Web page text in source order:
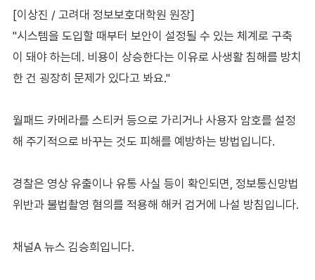
[이상진 / 고려대 정보보호대학원 원장]
"시스템을 도입할 때부터 보안이 설정될 수 있는 체계로 구축
이 돼야 하는데. 비용이 상승한다는 이유로 사생활 침해를 방치
한 건 굉장히 문제가 있다고 봐요."
월패드 카메라를 스티커 등으로 가리거나 사용자 암호를 설정
해 주기적으로 바꾸는 것도 피해를 예방하는 방법입니다.
경찰은 영상 유출이나 유통 사실 등이 확인되면, 정보통신망법
위반과 불법촬영 혐의를 적용해 해커 검거에 나설 방침입니다.
채널A 뉴스 김승희입니다.